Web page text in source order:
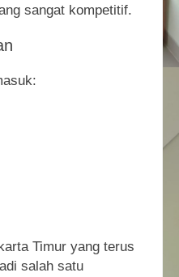
sangat kompetitif.
Timur yang terus
salah satu